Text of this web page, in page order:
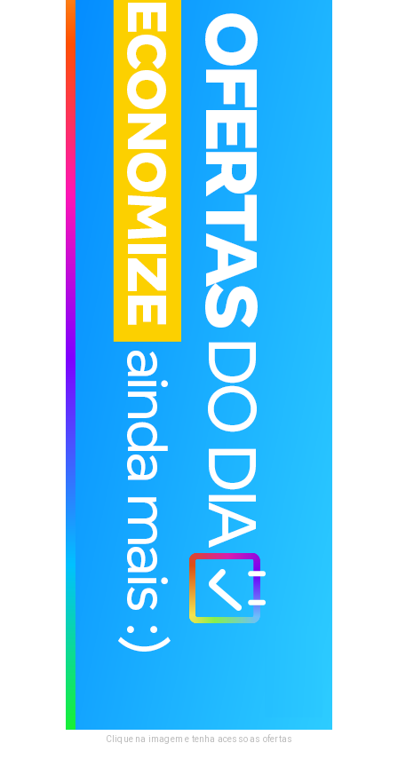
Clique na imagem e tenha acesso as ofertas